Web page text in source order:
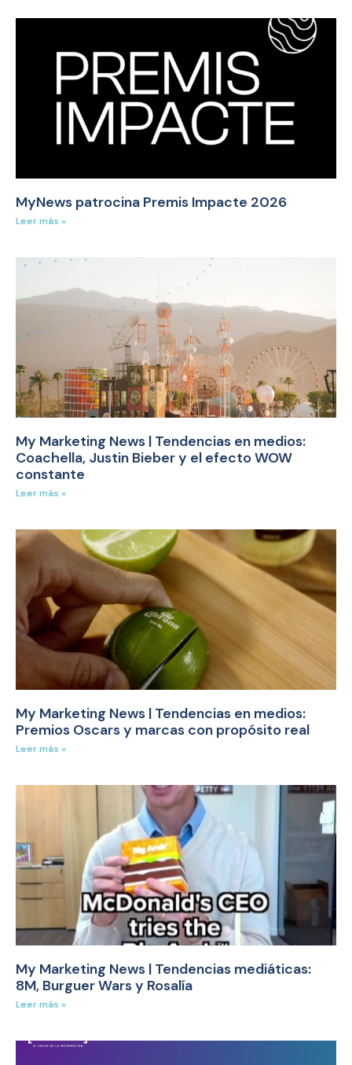
MyNews patrocina Premis Impacte 2026
Leer más »
My Marketing News | Tendencias en medios:
Coachella, Justin Bieber y el efecto WOW
constante
Leer más »
My Marketing News | Tendencias en medios:
Premios Oscars y marcas con propósito real
Leer más »
My Marketing News | Tendencias mediáticas:
8M, Burguer Wars y Rosalía
Leer más »